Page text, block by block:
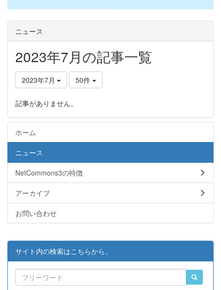
ニュース
2023年7月の記事一覧
2023年7月 50件
記事がありません。
ホーム
ニュース
NetCommons3の特徴
アーカイブ
お問い合わせ
サイト内の検索はこちらから。